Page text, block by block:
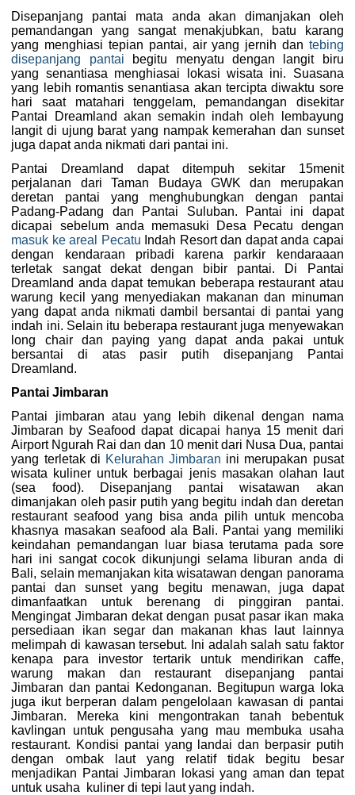
Disepanjang pantai mata anda akan dimanjakan oleh
pemandangan yang sangat menakjubkan, batu karang
yang menghiasi tepian pantai, air yang jernih dan tebing
disepanjang pantai begitu menyatu dengan langit biru
yang senantiasa menghiasai lokasi wisata ini. Suasana
yang lebih romantis senantiasa akan tercipta diwaktu sore
hari saat matahari tenggelam, pemandangan disekitar
Pantai Dreamland akan semakin indah oleh lembayung
langit di ujung barat yang nampak kemerahan dan sunset
juga dapat anda nikmati dari pantai ini.
Pantai Dreamland dapat ditempuh sekitar 15menit
perjalanan dari Taman Budaya GWK dan merupakan
deretan pantai yang menghubungkan dengan pantai
Padang-Padang dan Pantai Suluban. Pantai ini dapat
dicapai sebelum anda memasuki Desa Pecatu dengan
masuk ke areal Pecatu Indah Resort dan dapat anda capai
dengan kendaraan pribadi karena parkir kendaraaan
terletak sangat dekat dengan bibir pantai. Di Pantai
Dreamland anda dapat temukan beberapa restaurant atau
warung kecil yang menyediakan makanan dan minuman
yang dapat anda nikmati dambil bersantai di pantai yang
indah ini. Selain itu beberapa restaurant juga menyewakan
long chair dan paying yang dapat anda pakai untuk
bersantai di atas pasir putih disepanjang Pantai
Dreamland.
Pantai Jimbaran
Pantai jimbaran atau yang lebih dikenal dengan nama
Jimbaran by Seafood dapat dicapai hanya 15 menit dari
Airport Ngurah Rai dan dan 10 menit dari Nusa Dua, pantai
yang terletak di Kelurahan Jimbaran ini merupakan pusat
wisata kuliner untuk berbagai jenis masakan olahan laut
(sea food). Disepanjang pantai wisatawan akan
dimanjakan oleh pasir putih yang begitu indah dan deretan
restaurant seafood yang bisa anda pilih untuk mencoba
khasnya masakan seafood ala Bali. Pantai yang memiliki
keindahan pemandangan luar biasa terutama pada sore
hari ini sangat cocok dikunjungi selama liburan anda di
Bali, selain memanjakan kita wisatawan dengan panorama
pantai dan sunset yang begitu menawan, juga dapat
dimanfaatkan untuk berenang di pinggiran pantai.
Mengingat Jimbaran dekat dengan pusat pasar ikan maka
persediaan ikan segar dan makanan khas laut lainnya
melimpah di kawasan tersebut. Ini adalah salah satu faktor
kenapa para investor tertarik untuk mendirikan caffe,
warung makan dan restaurant disepanjang pantai
Jimbaran dan pantai Kedonganan. Begitupun warga loka
juga ikut berperan dalam pengelolaan kawasan di pantai
Jimbaran. Mereka kini mengontrakan tanah bebentuk
kavlingan untuk pengusaha yang mau membuka usaha
restaurant. Kondisi pantai yang landai dan berpasir putih
dengan ombak laut yang relatif tidak begitu besar
menjadikan Pantai Jimbaran lokasi yang aman dan tepat
untuk usaha kuliner di tepi laut yang indah.